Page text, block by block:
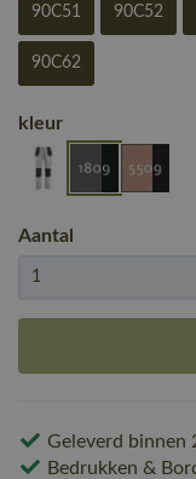
90C51 90C52
90C62
kleur
Aantal
Geleverd binnen
Bedrukken &